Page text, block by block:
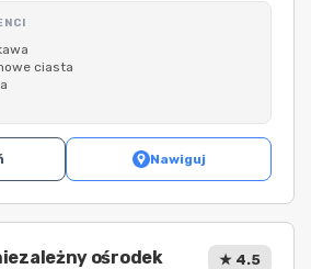
ciasta
Nawiguj
ośrodek
★ 4.5